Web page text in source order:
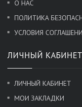
О НАС
ПОЛИТИКА
УСЛОВИЯ
ЛИЧНЫЙ КАБИНЕТ
ЛИЧНЫЙ КАБИНЕТ
МОИ ЗАКЛАДКИ